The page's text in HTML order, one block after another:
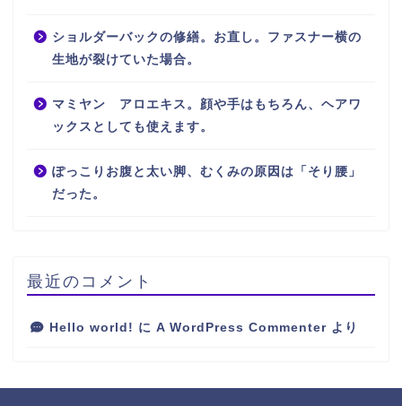
ショルダーバックの修繕。お直し。ファスナー横の
生地が裂けていた場合。
マミヤン アロエキス。顔や手はもちろん、ヘアワ
ックスとしても使えます。
ぽっこりお腹と太い脚、むくみの原因は「そり腰」
だった。
最近のコメント
Hello world! に A WordPress Commenter より